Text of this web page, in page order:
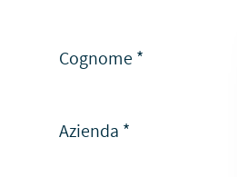
Cognome *
Azienda *